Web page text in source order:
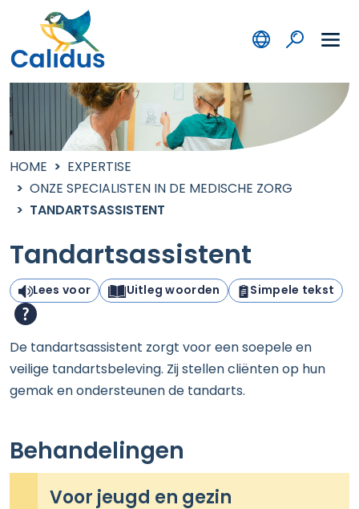
HOME
EXPERTISE
ONZE SPECIALISTEN IN DE MEDISCHE ZORG
TANDARTSASSISTENT
Tandartsassistent
Lees voor Uitleg woorden Simpele tekst
De tandartsassistent zorgt voor een soepele en
veilige tandartsbeleving. Zij stellen cliënten op hun
gemak en ondersteunen de tandarts.
Behandelingen
Voor jeugd en gezin